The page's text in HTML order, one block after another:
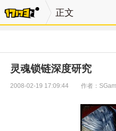
正文
灵魂锁链深度研究
2008-02-19 17:09:44 作者：